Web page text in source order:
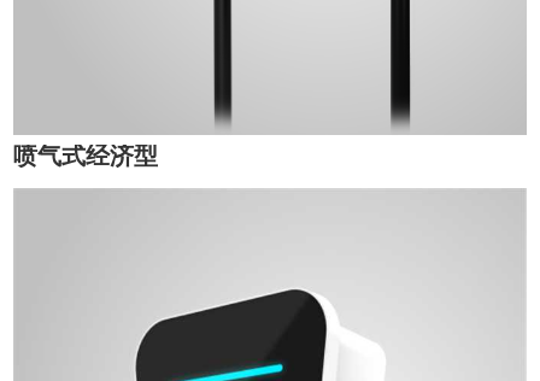
喷气式经济型